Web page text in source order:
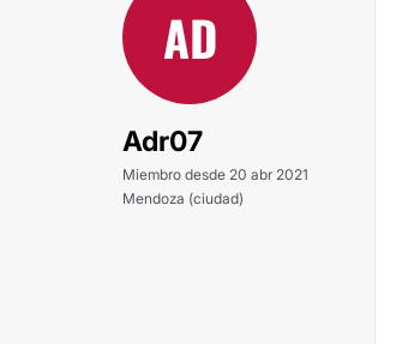
AD
Adr07
Miembro desde 20 abr 2021
Mendoza (ciudad)